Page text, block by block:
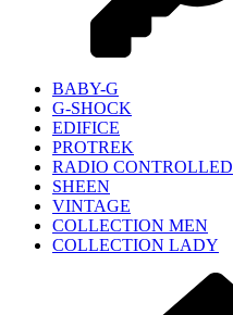
BABY-G
G-SHOCK
EDIFICE
PROTREK
RADIO CONTROLLED
SHEEN
VINTAGE
COLLECTION MEN
COLLECTION LADY